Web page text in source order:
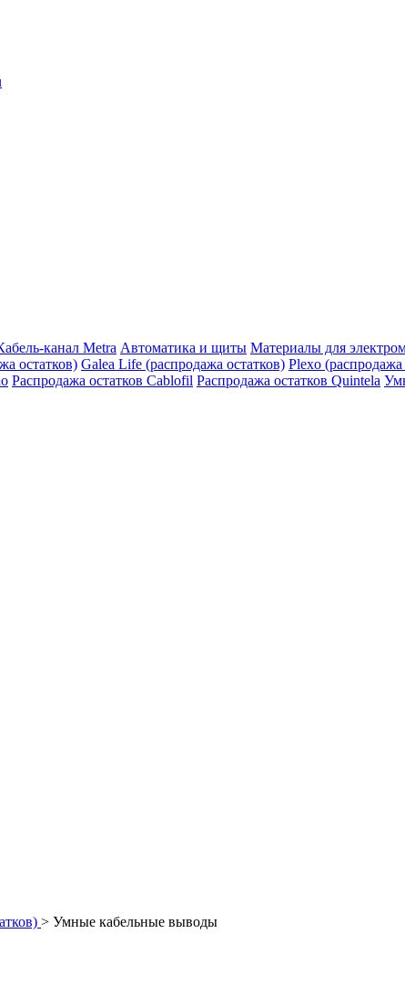
канал Metra Автоматика и щиты Материалы для
остатков) Galea Life (распродажа остатков) Plexo (распродажа
Распродажа остатков Cablofil Распродажа остатков Quintela
> Умные кабельные выводы